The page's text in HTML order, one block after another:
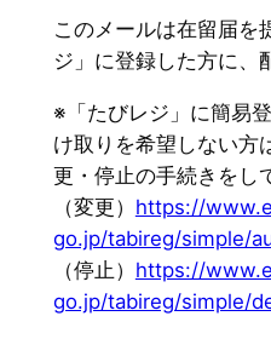
このメールは在留届を
ジ」に登録した方に、
※「たびレジ」 に簡易
け取りを希望しない方
更・停止の手続きをし
（変更） https://
go.jp/tabireg/simple/
（停止） https://
go.jp/tabireg/simple/